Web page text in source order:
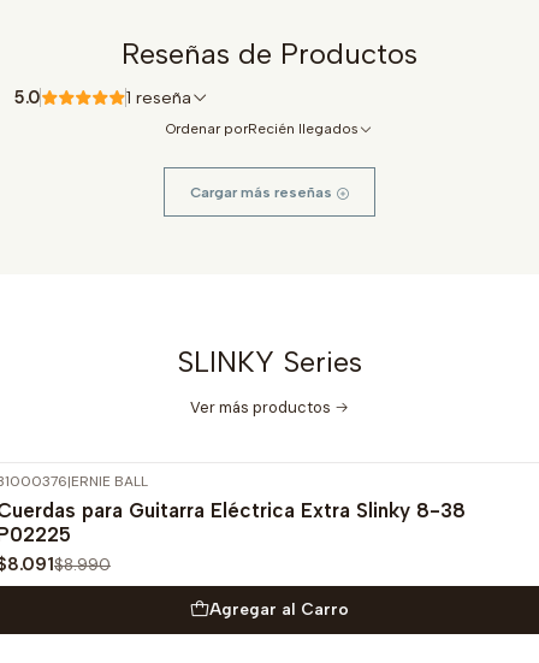
Reseñas de Productos
5.0 1 reseña
Ordenar porRecién llegados
Cargar más reseñas
SLINKY Series
Ver más productos
OFF
|ERNIE BALL
para Guitarra Eléctrica Extra Slinky 8-38
$8.990
Agregar al Carro